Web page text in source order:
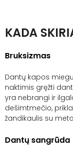
KADA
Bruksizmas
Dantų kapos
naktimis gręžti
yra nebrangi ir
dešimtmečio,
žandikaulis su
Dantų sangrūda